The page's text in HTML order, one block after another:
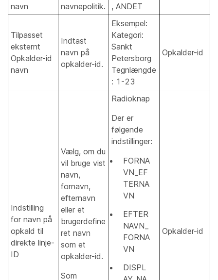
navn
navnepolitik.
, ANDET
Tilpasset
eksternt
Opkalder-id
navn
Indtast
navn på
opkalder-id.
Eksempel:
Kategori:
Sankt
Petersborg
Tegnlængde
: 1-23
Opkalder-id
Indstilling
for navn på
opkald til
direkte linje-
ID
Vælg, om du
vil bruge vist
navn,
fornavn,
efternavn
eller et
brugerdefine
ret navn
som et
opkalder-id.
Som
Radioknap
Der er
følgende
indstillinger:
FORNA
VN_EF
TERNA
VN
EFTER
NAVN_
FORNA
VN
DISPL
Opkalder-id